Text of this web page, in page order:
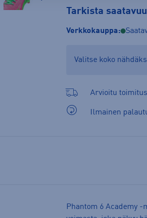
Tarkista
Verkkokauppa:
Valitse koko
Arvioitu
Ilmainen
Phantom 6 Academy